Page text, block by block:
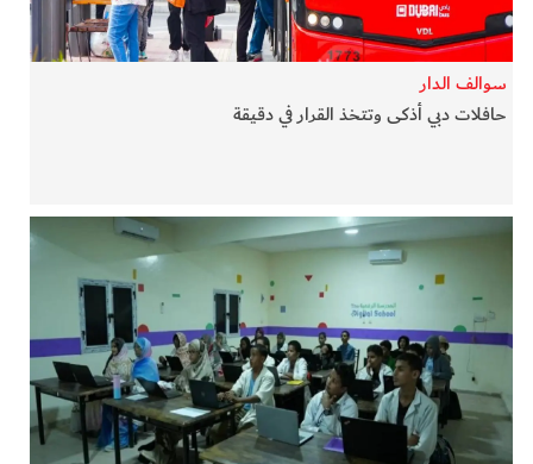
سوالف الدار
حافلات دبي أذكى وتتخذ القرار في دقيقة